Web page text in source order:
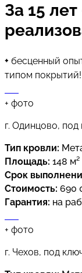
За 15
+ бесценный
типом покрытий!
+ фото
г. Одинцово,
Тип кровли:
Площадь: 148 м²
Срок
Стоимость: 690
Гарантия: на
+ фото
г. Чехов, под